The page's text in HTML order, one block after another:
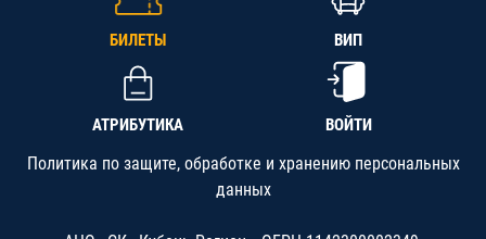
БИЛЕТЫ ВИП
АТРИБУТИКА ВОЙТИ
Политика по защите, обработке и хранению персональных
данных